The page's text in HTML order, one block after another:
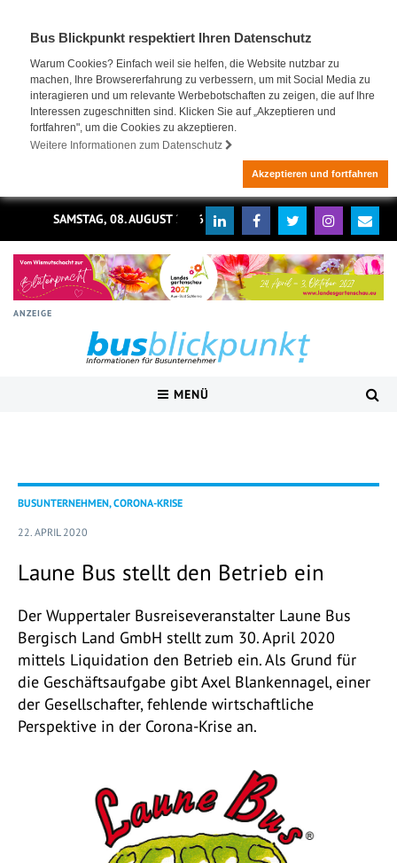
Bus Blickpunkt respektiert Ihren Datenschutz
Warum Cookies? Einfach weil sie helfen, die Website nutzbar zu
machen, Ihre Browsererfahrung zu verbessern, um mit Social Media zu
interagieren und um relevante Werbebotschaften zu zeigen, die auf Ihre
Interessen zugeschnitten sind. Klicken Sie auf „Akzeptieren und
fortfahren", um die Cookies zu akzeptieren.
Weitere Informationen zum Datenschutz
Akzeptieren und fortfahren
SAMSTAG, 08. AUGUST 2026
ANZEIGE
MENÜ
BUSUNTERNEHMEN, CORONA-KRISE
22. APRIL 2020
Laune Bus stellt den Betrieb ein
Der Wuppertaler Busreiseveranstalter Laune Bus
Bergisch Land GmbH stellt zum 30. April 2020
mittels Liquidation den Betrieb ein. Als Grund für
die Geschäftsaufgabe gibt Axel Blankennagel, einer
der Gesellschafter, fehlende wirtschaftliche
Perspektive in der Corona-Krise an.